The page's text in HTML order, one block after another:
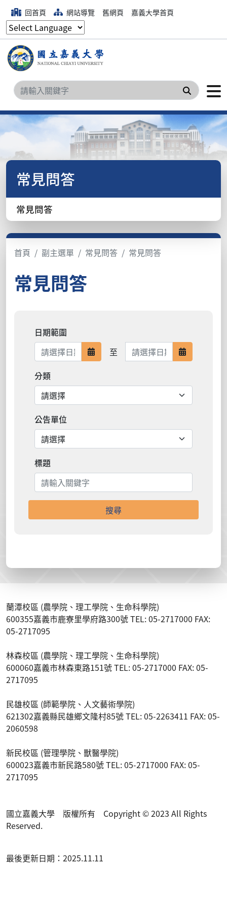
回首頁 網站導覽 舊網頁 嘉義大學首頁
搜尋
常見問答
常見問答
首頁 副主選單 常見問答 常見問答
常見問答
日期範圍
日期範圍開始
至 日期範圍結束 日期範圍
分類
公告單位
標題
搜尋
蘭潭校區 (農學院、理工學院、生命科學院)
600355嘉義市鹿寮里學府路300號 TEL: 05-2717000 FAX:
05-2717095
林森校區 (農學院、理工學院、生命科學院)
600060嘉義市林森東路151號 TEL: 05-2717000 FAX: 05-
2717095
民雄校區 (師範學院、人文藝術學院)
621302嘉義縣民雄鄉文隆村85號 TEL: 05-2263411 FAX: 05-
2060598
新民校區 (管理學院、獸醫學院)
600023嘉義市新民路580號 TEL: 05-2717000 FAX: 05-
2717095
國立嘉義大學 版權所有 Copyright © 2023 All Rights
Reserved.
最後更新日期：2025.11.11